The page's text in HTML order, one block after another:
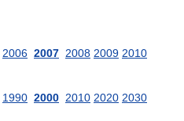
2006 2007 2008 2009 2010
1990 2000 2010 2020 2030